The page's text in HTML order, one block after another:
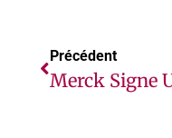
Précédent